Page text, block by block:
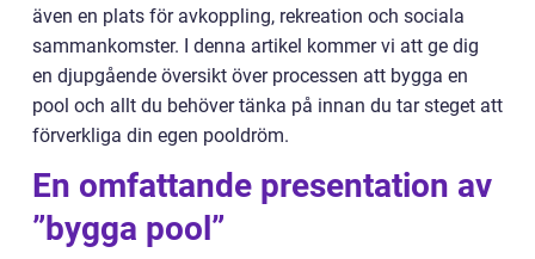
även en plats för avkoppling, rekreation och sociala
sammankomster. I denna artikel kommer vi att ge dig
en djupgående översikt över processen att bygga en
pool och allt du behöver tänka på innan du tar steget att
förverkliga din egen pooldröm.
En omfattande presentation av
”bygga pool”